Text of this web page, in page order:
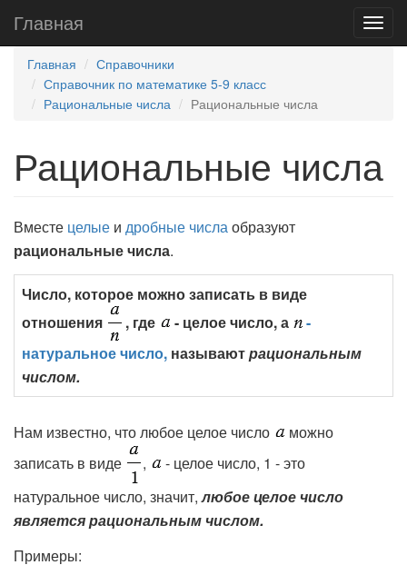
Главная
Главная
Справочники
Справочник по математике 5-9 класс
Рациональные числа
Рациональные числа
Рациональные числа
Вместе целые и дробные числаобразуют
рациональные числа.
Число, которое можно записать в виде
отношения
, где - целое число, а
-
натуральное число, называютрациональным
числом.
Нам известно, что любое целое число
можно
записать в виде
,
- целое число, 1 - это
натуральное число, значит,любое целое число
является рациональным числом.
Примеры: